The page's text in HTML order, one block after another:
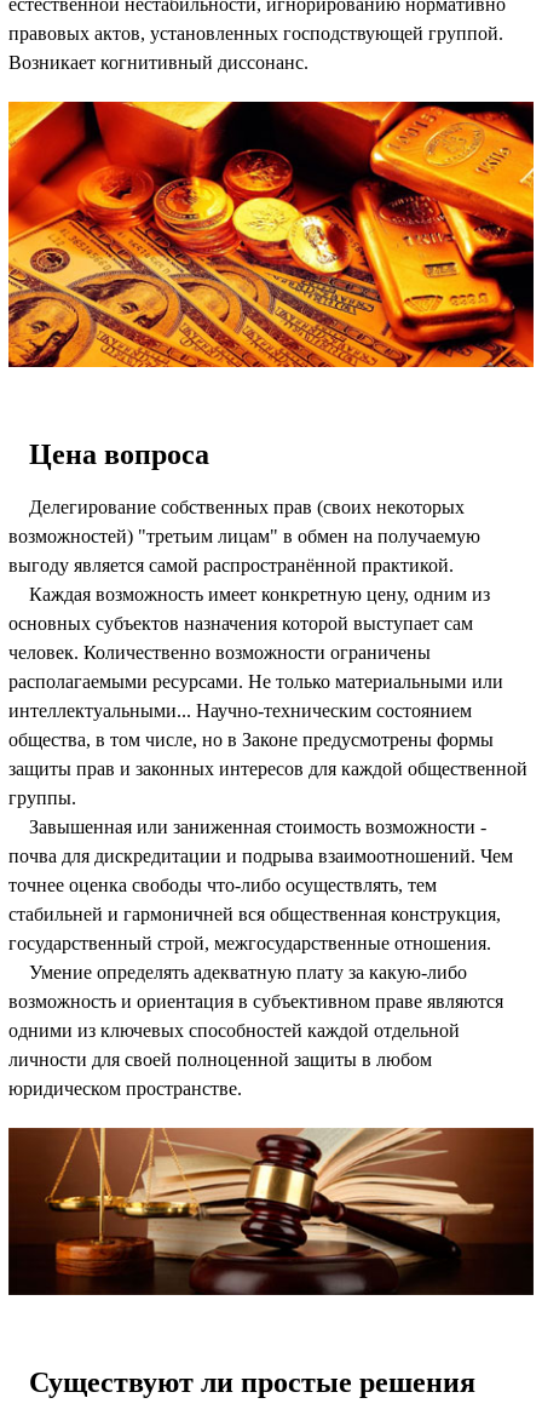
правовых актов, установленных господствующей группой.
Возникает когнитивный диссонанс.
Цена вопроса
Делегирование собственных прав (своих некоторых
возможностей) "третьим лицам" в обмен на получаемую
выгоду является самой распространённой практикой.
Каждая возможность имеет конкретную цену, одним из
основных субъектов назначения которой выступает сам
человек. Количественно возможности ограничены
располагаемыми ресурсами. Не только материальными или
интеллектуальными... Научно-техническим состоянием
общества, в том числе, но в Законе предусмотрены формы
защиты прав и законных интересов для каждой общественной
группы.
Завышенная или заниженная стоимость возможности -
почва для дискредитации и подрыва взаимоотношений. Чем
точнее оценка свободы что-либо осуществлять, тем
стабильней и гармоничней вся общественная конструкция,
государственный строй, межгосударственные отношения.
Умение определять адекватную плату за какую-либо
возможность и ориентация в субъективном праве являются
одними из ключевых способностей каждой отдельной
личности для своей полноценной защиты в любом
юридическом пространстве.
Существуют ли простые решения